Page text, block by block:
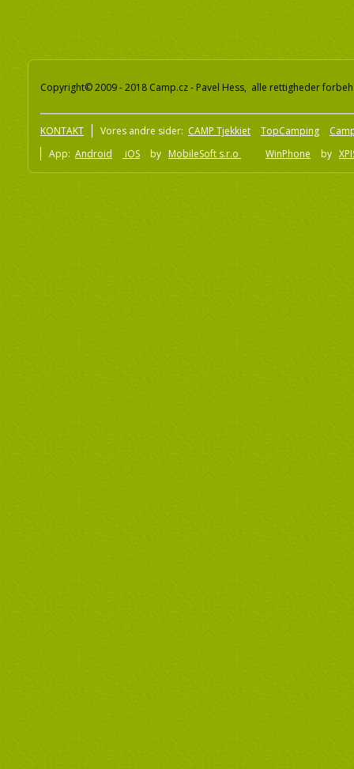
Copyright© 2009 - 2018 Camp.cz - Pavel Hess, alle rettigheder
KONTAKT Vores andre sider: CAMP Tjekkiet TopCamping
App: Android iOS by MobileSoft s.r.o WinPhone by